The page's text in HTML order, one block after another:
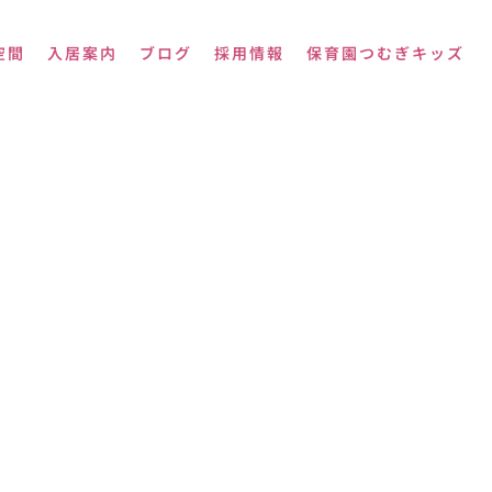
間 入居案内 ブログ 採用情報 保育園つむぎキッズ